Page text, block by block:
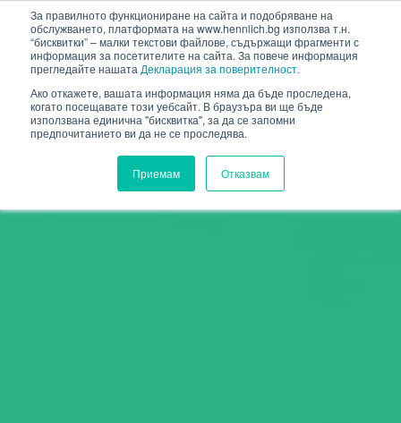
За правилното функциониране на сайта и подобряване на
обслужването, платформата на www.hennlich.bg използва т.н.
“бисквитки” – малки текстови файлове, съдържащи фрагменти с
информация за посетителите на сайта. За повече информация
прегледайте нашата Декларация за поверителност.
Ако откажете, вашата информация няма да бъде проследена,
когато посещавате този уебсайт. В браузъра ви ще бъде
използвана единична "бисквитка", за да се запомни
предпочитанието ви да не се проследява.
Приемам Отказвам
HENNLICH